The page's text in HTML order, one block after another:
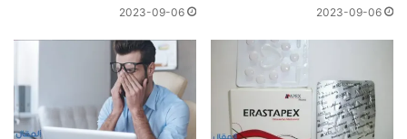
2023-09-06
2023-09-06